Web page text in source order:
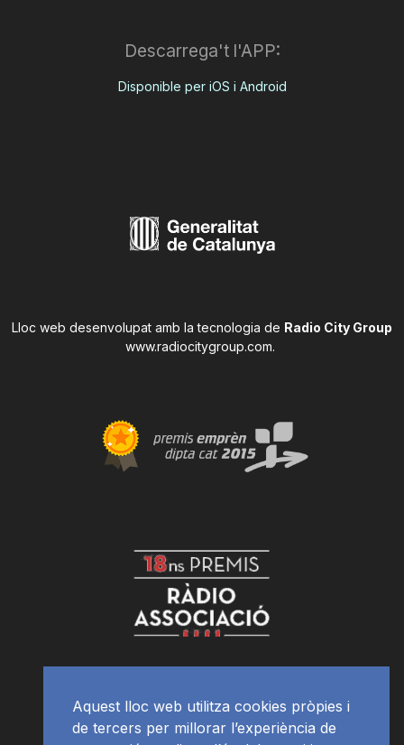
Descarrega't l'APP:
Disponible per iOS i Android
Lloc web desenvolupat amb la tecnologia de Radio City Group
www.radiocitygroup.com.
Aquest lloc web utilitza cookies pròpies i
de tercers per millorar l’experiència de